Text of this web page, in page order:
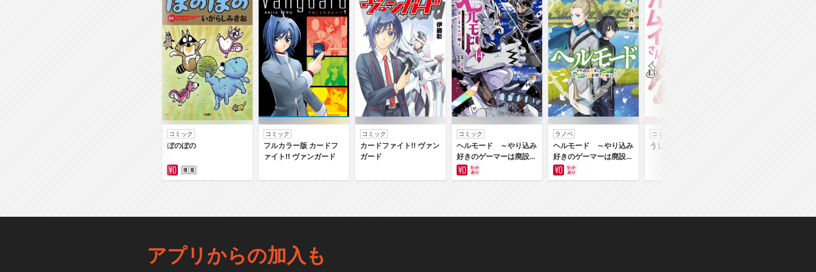
コミック
ぼのぼの
コミック
フルカラー版 カードフ
ァイト‼ ヴァンガード
コミック
カードファイト‼ ヴァン
ガード
コミック
ヘルモード ～やり込み
好きのゲーマーは廃設定
の異世界で無双する～は
じまりの召喚士
ラノベ
ヘルモード ～やり込み
好きのゲーマーは廃設定
の異世界で無双する～
コミック
うしろの正面カムイさん
アプリからの加入も